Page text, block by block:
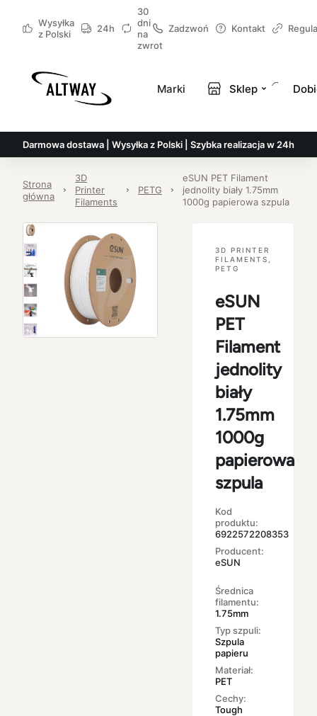
Wysyłka
z Polski
24h
30
dni
na
zwrot
Zadzwoń Kontakt
Marki Sklep
Darmowa dostawa | Wysyłka z Polski | Szybka realizacja w 24h
Strona
główna
3D
Printer
Filaments
PETG
eSUN PET Filament
jednolity biały 1.75mm
1000g papierowa szpula
3D PRINTER
FILAMENTS
PETG
eSUN
PET
Filament
jednolity
biały
1.75mm
1000g
papierowa
szpula
Kod
produktu:
6922572208353
Producent:
eSUN
Średnica
filamentu:
1.75mm
Typ szpuli:
Szpula
papieru
Materiał:
PET
Cechy:
Tough